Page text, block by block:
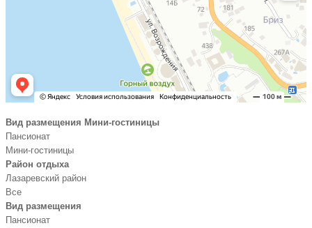
Вид размещения Мини-гостиницы
Пансионат
Мини-гостиницы
Район отдыха
Лазаревский район
Все
Вид размещения
Пансионат